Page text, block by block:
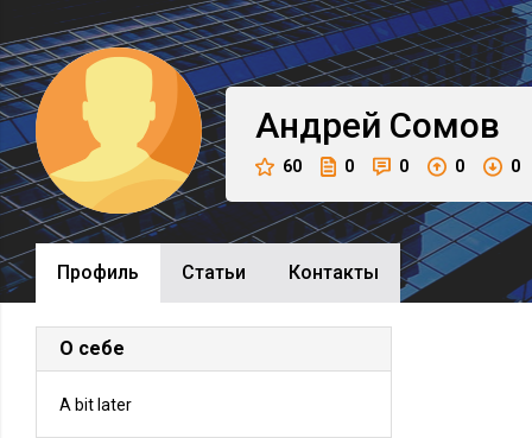
Андрей Сомов
60 0 0 0 0
Профиль Cтатьи Контакты
О себе
A bit later